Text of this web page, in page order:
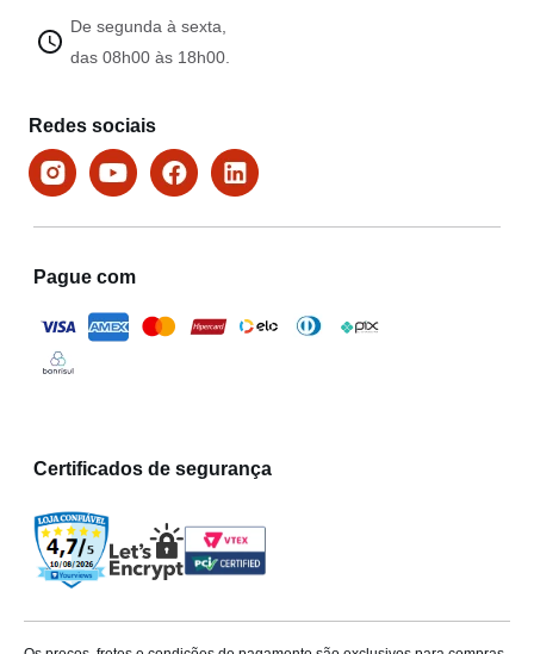
De segunda à sexta,
das 08h00 às 18h00.
Redes sociais
Pague com
Certificados de segurança